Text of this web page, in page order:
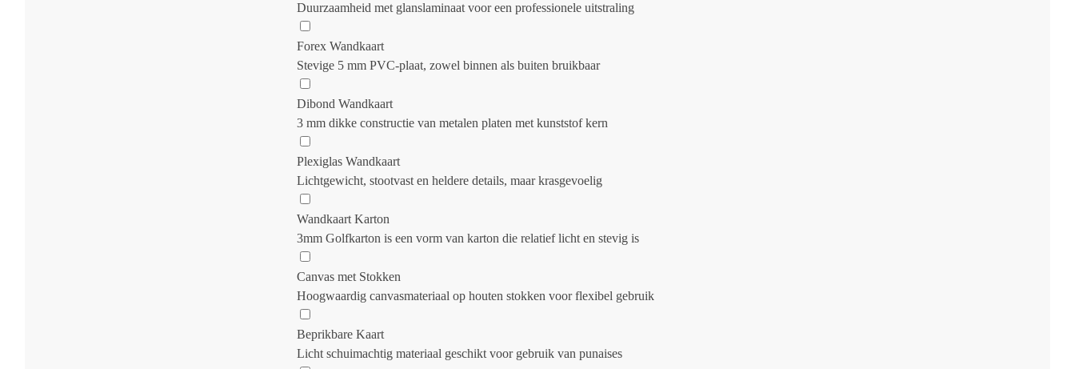
Duurzaamheid met glanslaminaat voor een professionele uitstraling
Forex Wandkaart
Stevige 5 mm PVC-plaat, zowel binnen als buiten bruikbaar
Dibond Wandkaart
3 mm dikke constructie van metalen platen met kunststof kern
Plexiglas Wandkaart
Lichtgewicht, stootvast en heldere details, maar krasgevoelig
Wandkaart Karton
3mm Golfkarton is een vorm van karton die relatief licht en stevig is
Canvas met Stokken
Hoogwaardig canvasmateriaal op houten stokken voor flexibel gebruik
Beprikbare Kaart
Licht schuimachtig materiaal geschikt voor gebruik van punaises